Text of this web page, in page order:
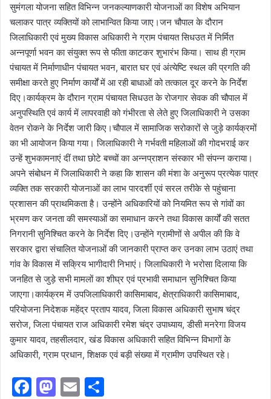
सुमंगला योजना सहित विभिन्न जनकल्याणकारी योजनाओं का विशेष अभियान
चलाकर पात्र व्यक्तियों को लाभान्वित किया जाए।जन चौपाल के दौरान
जिलाधिकारी एवं मुख्य विकास अधिकारी ने ग्राम पंचायत सिधउत में निर्मित
अन्नपूर्णा भवन का संयुक्त रूप से फीता काटकर शुभारंभ किया। साथ ही ग्राम
पंचायत में निर्माणाधीन पंचायत भवन, बारात घर एवं अंत्येष्टि स्थल की प्रगति की
समीक्षा करते हुए निर्माण कार्यों में आ रही बाधाओं को तत्काल दूर करने के निर्देश
दिए।कार्यक्रम के दौरान ग्राम पंचायत सिधउत के रोजगार सेवक की चौपाल में
अनुपस्थिति एवं कार्य में लापरवाही को गंभीरता से लेते हुए जिलाधिकारी ने उसका
वेतन रोकने के निर्देश जारी किए।चौपाल में सामाजिक सरोकारों से जुड़े कार्यक्रमों
का भी आयोजन किया गया। जिलाधिकारी ने गर्भवती महिलाओं की गोदभराई कर
उन्हें शुभकामनाएं दीं तथा छोटे बच्चों का अन्नप्राशन संस्कार भी संपन्न कराया।
अपने संबोधन में जिलाधिकारी ने कहा कि शासन की मंशा के अनुरूप प्रत्येक पात्र
व्यक्ति तक सरकारी योजनाओं का लाभ पारदर्शी एवं सरल तरीके से पहुंचाना
प्रशासन की प्राथमिकता है। उन्होंने अधिकारियों को नियमित रूप से गांवों का
भ्रमण कर जनता की समस्याओं का समाधान करने तथा विकास कार्यों की सतत
निगरानी सुनिश्चित करने के निर्देश दिए।उन्होंने ग्रामीणों से अपील की कि वे
सरकार द्वारा संचालित योजनाओं की जानकारी प्राप्त कर उनका लाभ उठाएं तथा
गांव के विकास में सक्रिय भागीदारी निभाएं। जिलाधिकारी ने भरोसा दिलाया कि
जनहित से जुड़े सभी मामलों का शीघ्र एवं प्रभावी समाधान सुनिश्चित किया
जाएगा।कार्यक्रम में उपजिलाधिकारी कासिमाबाद, क्षेत्राधिकारी कासिमाबाद,
परियोजना निदेशक महेंद्र प्रताप यादव, जिला विकास अधिकारी सुभाष चंद्र
सरोज, जिला पंचायत राज अधिकारी रमेश चंद्र उपाध्याय, डीसी मनरेगा विजय
कुमार यादव, तहसीलदार, खंड विकास अधिकारी सहित विभिन्न विभागों के
अधिकारी, ग्राम प्रधान, शिक्षक एवं बड़ी संख्या में ग्रामीण उपस्थित रहे।
F
M E